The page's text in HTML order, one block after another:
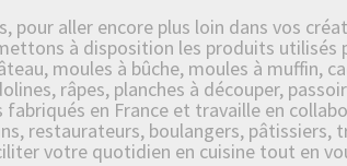
aller encore plus loin dans vos
à disposition les produits utilisés
moules à bûche, moules à muffin,
râpes, planches à découper,
en France et travaille en
restaurateurs, boulangers, pâtissiers,
votre quotidien en cuisine tout en